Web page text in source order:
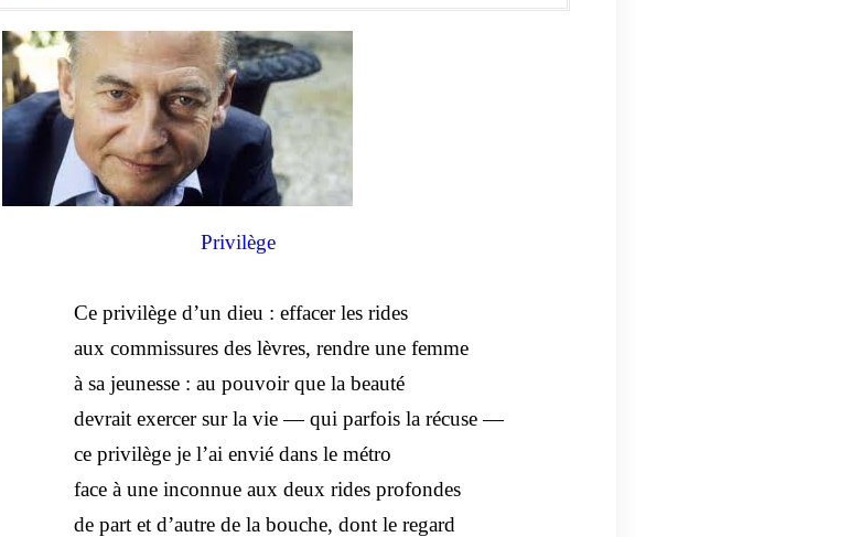
Privilège
Ce privilège d’un dieu : effacer les rides
aux commissures des lèvres, rendre une femme
à sa jeunesse : au pouvoir que la beauté
devrait exercer sur la vie — qui parfois la récuse —
ce privilège je l’ai envié dans le métro
face à une inconnue aux deux rides profondes
de part et d’autre de la bouche, dont le regard